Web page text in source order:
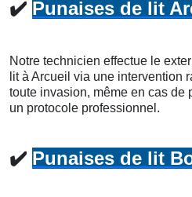
✔️ Punaises de lit
Notre technicien effectue le
lit à Arcueil via une intervention
toute invasion, même en cas de
un protocole professionnel.
✔️ Punaises de lit